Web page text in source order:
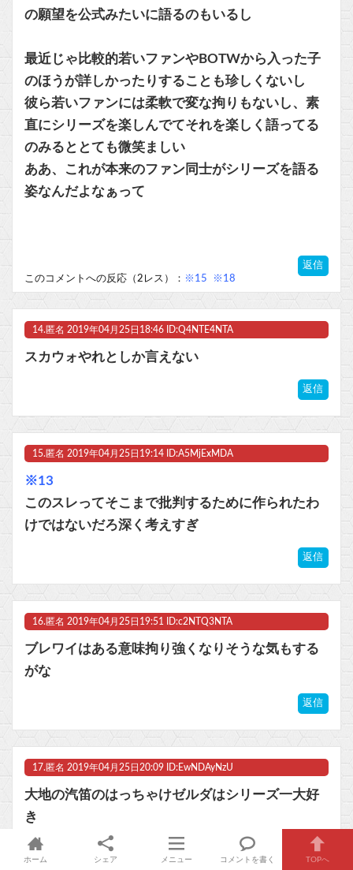
の願望を公式みたいに語るのもいるし
最近じゃ比較的若いファンやBOTWから入った子
のほうが詳しかったりすることも珍しくないし
彼ら若いファンには柔軟で変な拘りもないし、素
直にシリーズを楽しんでてそれを楽しく語ってる
のみるととても微笑ましい
ああ、これが本来のファン同士がシリーズを語る
姿なんだよなぁって
返信
このコメントへの反応（2レス）： ※15 ※18
14. 匿名 2019年04月25日18:46 ID:Q4NTE4NTA
スカウォやれとしか言えない
返信
15. 匿名 2019年04月25日19:14 ID:A5MjExMDA
※13
このスレってそこまで批判するために作られたわ
けではないだろ深く考えすぎ
返信
16. 匿名 2019年04月25日19:51 ID:c2NTQ3NTA
ブレワイはある意味拘り強くなりそうな気もする
がな
返信
17. 匿名 2019年04月25日20:09 ID:EwNDAyNzU
大地の汽笛のはっちゃけゼルダはシリーズ一大好
き
返信
ホーム シェア メニュー コメントを書く TOPへ